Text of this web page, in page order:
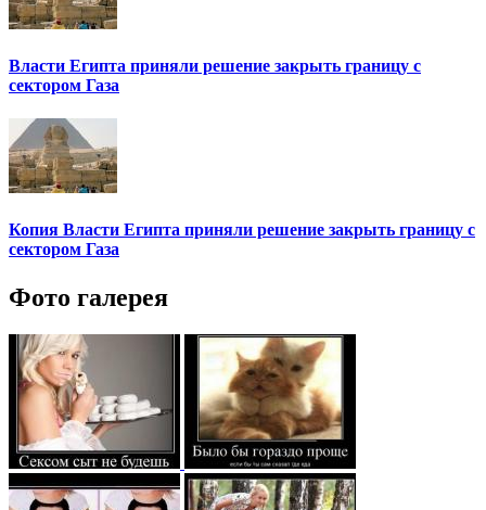
Власти Египта приняли решение закрыть границу с
сектором Газа
Копия Власти Египта приняли решение закрыть границу с
сектором Газа
Фото галерея